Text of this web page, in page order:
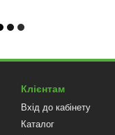
Клієнтам
Вхід до кабінету
Каталог